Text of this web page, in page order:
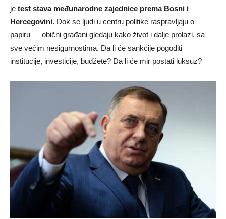
je test stava međunarodne zajednice prema Bosni i
Hercegovini. Dok se ljudi u centru politike raspravljaju o
papiru — obični građani gledaju kako život i dalje prolazi, sa
sve većim nesigurnostima. Da li će sankcije pogoditi
institucije, investicije, budžete? Da li će mir postati luksuz?